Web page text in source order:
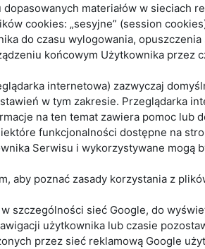
materiałów w sieciach
cookies: „sesyjne” (session
do czasu wylogowania,
końcowym Użytkownika
internetowa) zazwyczaj
w tym zakresie. Przeglądarka
na ten temat zawiera pomoc lub
funkcjonalności dostępne na
Serwisu i wykorzystywane
aby poznać zasady korzystania z
szczególności sieć Google, do
użytkownika lub czasie
przez sieć reklamową Google